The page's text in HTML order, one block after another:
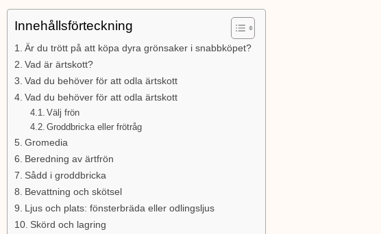
Innehållsförteckning
Är du trött på att köpa dyra grönsaker i snabbköpet?
Vad är ärtskott?
Vad du behöver för att odla ärtskott
Vad du behöver för att odla ärtskott
Välj frön
Groddbricka eller frötråg
Gromedia
Beredning av ärtfrön
Sådd i groddbricka
Bevattning och skötsel
Ljus och plats: fönsterbräda eller odlingsljus
Skörd och lagring